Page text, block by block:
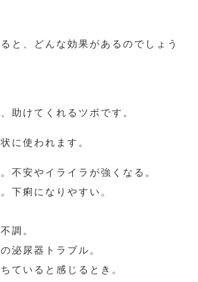
と、どんな効果があるのでしょう
助けてくれるツボです。
に使われます。
不安やイライラが強くなる。
下痢になりやすい。
調。
泌尿器トラブル。
ていると感じるとき。